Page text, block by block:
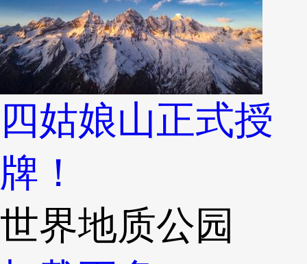
四姑娘山正式授
牌！
世界地质公园